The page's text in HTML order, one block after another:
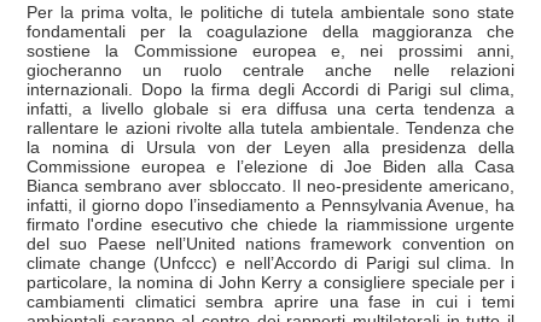
Per la prima volta, le politiche di tutela ambientale sono state
fondamentali per la coagulazione della maggioranza che
sostiene la Commissione europea e, nei prossimi anni,
giocheranno un ruolo centrale anche nelle relazioni
internazionali. Dopo la firma degli Accordi di Parigi sul clima,
infatti, a livello globale si era diffusa una certa tendenza a
rallentare le azioni rivolte alla tutela ambientale. Tendenza che
la nomina di Ursula von der Leyen alla presidenza della
Commissione europea e l’elezione di Joe Biden alla Casa
Bianca sembrano aver sbloccato. Il neo-presidente americano,
infatti, il giorno dopo l’insediamento a Pennsylvania Avenue, ha
firmato l'ordine esecutivo che chiede la riammissione urgente
del suo Paese nell’United nations framework convention on
climate change (Unfccc) e nell’Accordo di Parigi sul clima. In
particolare, la nomina di John Kerry a consigliere speciale per i
cambiamenti climatici sembra aprire una fase in cui i temi